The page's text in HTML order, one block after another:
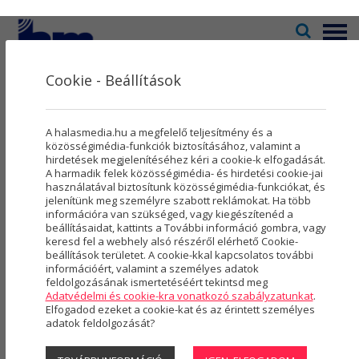
Menü
Televízió
Kultúra
Rovatok
Újság
Városmarketing
Szolgáltatások
Rólunk
Hasznos
Közélet
10347 CIKK
KÖZÉLET
Cookie - Beállítások
A halasmedia.hu a megfelelő teljesítmény és a
közösségimédia-funkciók biztosításához, valamint a
hirdetések megjelenítéséhez kéri a cookie-k elfogadását.
A harmadik felek közösségimédia- és hirdetési cookie-jai
használatával biztosítunk közösségimédia-funkciókat, és
jelenítünk meg személyre szabott reklámokat. Ha több
információra van szükséged, vagy kiegészítenéd a
beállításaidat, kattints a További információ gombra, vagy
keresd fel a webhely alsó részéről elérhető Cookie-
beállítások területet. A cookie-kkal kapcsolatos további
információért, valamint a személyes adatok
feldolgozásának ismertetéséért tekintsd meg
Adatvédelmi és cookie-kra vonatkozó szabályzatunkat.
Elfogadod ezeket a cookie-kat és az érintett személyes
adatok feldolgozását?